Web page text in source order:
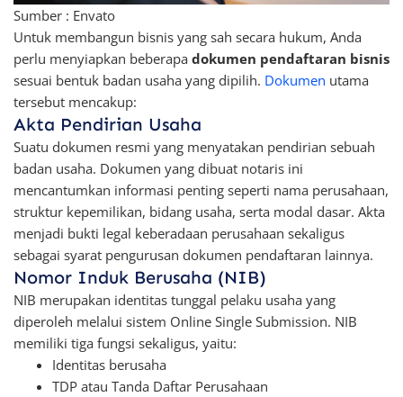
Sumber : Envato
Untuk membangun bisnis yang sah secara hukum, Anda
perlu menyiapkan beberapa dokumen pendaftaran bisnis
sesuai bentuk badan usaha yang dipilih. Dokumen utama
tersebut mencakup:
Akta Pendirian Usaha
Suatu dokumen resmi yang menyatakan pendirian sebuah
badan usaha. Dokumen yang dibuat notaris ini
mencantumkan informasi penting seperti nama perusahaan,
struktur kepemilikan, bidang usaha, serta modal dasar. Akta
menjadi bukti legal keberadaan perusahaan sekaligus
sebagai syarat pengurusan dokumen pendaftaran lainnya.
Nomor Induk Berusaha (NIB)
NIB merupakan identitas tunggal pelaku usaha yang
diperoleh melalui sistem Online Single Submission. NIB
memiliki tiga fungsi sekaligus, yaitu:
Identitas berusaha
TDP atau Tanda Daftar Perusahaan